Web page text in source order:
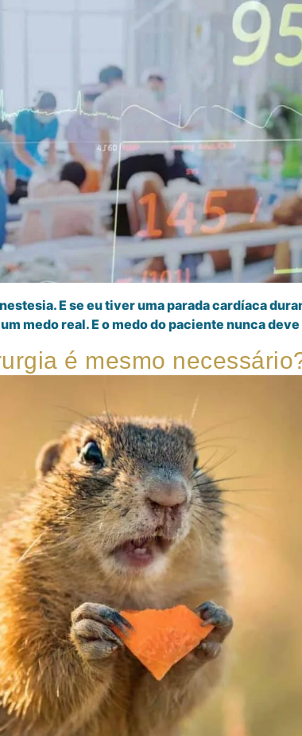
E se eu tiver uma parada cardíaca
medo real. E o medo do paciente nunca
é mesmo